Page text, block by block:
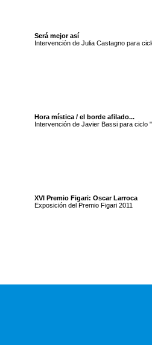
Será mejor así
Intervención de Julia Castagno para
Hora mística / el borde afilado...
Intervención de Javier Bassi para ciclo
XVI Premio Figari: Oscar Larroca
Exposición del Premio Figari 2011